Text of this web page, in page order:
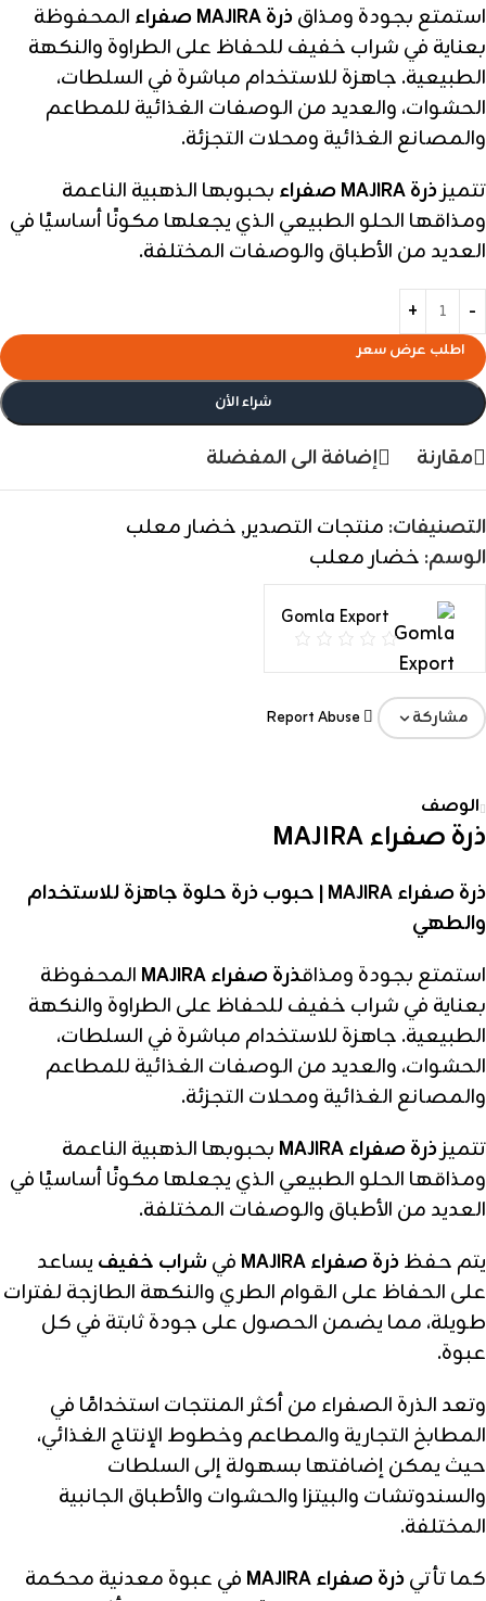
استمتع بجودة ومذاقذرة MAJIRA صفراء
المحفوظة
بعناية في شراب خفيف للحفاظ على الطراوة والنكهة
الطبيعية. جاهزة للاستخدام مباشرة في السلطات،
الحشوات، والعديد من الوصفات الغذائية للمطاعم
والمصانع الغذائية ومحلات التجزئة.
تتميزذرة MAJIRA صفراء
بحبوبها الذهبية الناعمة
ومذاقها الحلو الطبيعي الذي يجعلها مكونًا أساسيًا في
العديد من الأطباق والوصفات المختلفة.
اطلب عرض سعر
شراء الأن
مقارنة إضافة الى المفضلة
التصنيفات: منتجات التصدير, خضار معلب
الوسم: خضار معلب
Gomla Export
مشاركة
الوصف
ذرة صفراء MAJIRA
ذرة صفراء MAJIRA | حبوب ذرة حلوة جاهزة للاستخدام
والطهي
استمتع بجودة ومذاقذرة صفراء MAJIRA
المحفوظة
بعناية في شراب خفيف للحفاظ على الطراوة والنكهة
الطبيعية. جاهزة للاستخدام مباشرة في السلطات،
الحشوات، والعديد من الوصفات الغذائية للمطاعم
والمصانع الغذائية ومحلات التجزئة.
تتميزذرة صفراء MAJIRA
بحبوبها الذهبية الناعمة
ومذاقها الحلو الطبيعي الذي يجعلها مكونًا أساسيًا في
العديد من الأطباق والوصفات المختلفة.
يتم حفظذرة صفراء MAJIRA في شراب خفيف يساعد
على الحفاظ على القوام الطري والنكهة الطازجة لفترات
طويلة، مما يضمن الحصول على جودة ثابتة في كل
عبوة.
وتعد الذرة الصفراء من أكثر المنتجات استخدامًا في
المطابخ التجارية والمطاعم وخطوط الإنتاج الغذائي،
حيث يمكن إضافتها بسهولة إلى السلطات
والسندوتشات والبيتزا والحشوات والأطباق الجانبية
المختلفة.
كما تأتيذرة صفراء MAJIRA
في عبوة معدنية محكمة